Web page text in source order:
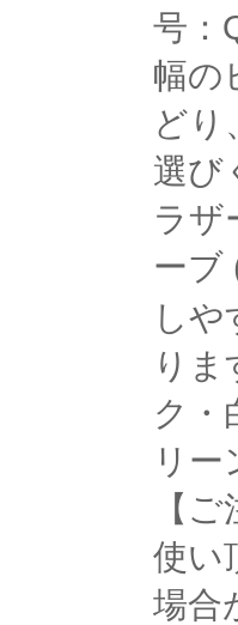
号：
幅の
どり
選び
ラザ
ーブ
し
り
ク・
リ
【
使い
場合